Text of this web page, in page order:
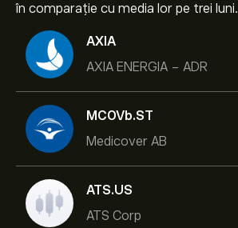
în comparație cu media lor pe trei luni.
AXIA
AXIA ENERGIA - ADR
MCOVb.ST
Medicover AB
ATS.US
ATS Corp